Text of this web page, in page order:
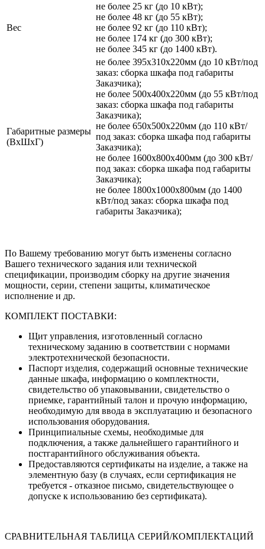
Вес
не более 25 кг (до 10 кВт);
не более 48 кг (до 55 кВт);
не более 92 кг (до 110 кВт);
не более 174 кг (до 300 кВт);
не более 345 кг (до 1400 кВт).
Габаритные размеры
(ВхШхГ)
не более 395х310х220мм (до 10 кВт/под
заказ: сборка шкафа под габариты
Заказчика);
не более 500х400х220мм (до 55 кВт/под
заказ: сборка шкафа под габариты
Заказчика);
не более 650х500х220мм (до 110 кВт/
под заказ: сборка шкафа под габариты
Заказчика);
не более 1600х800х400мм (до 300 кВт/
под заказ: сборка шкафа под габариты
Заказчика);
не более 1800х1000х800мм (до 1400
кВт/под заказ: сборка шкафа под
габариты Заказчика);
По Вашему требованию могут быть изменены согласно
Вашего технического задания или технической
спецификации, производим сборку на другие значения
мощности, серии, степени защиты, климатическое
исполнение и др.
КОМПЛЕКТ ПОСТАВКИ:
Щит управления, изготовленный согласно
техническому заданию в соответствии с нормами
электротехнической безопасности.
Паспорт изделия, содержащий основные технические
данные шкафа, информацию о комплектности,
свидетельство об упаковывании, свидетельство о
приемке, гарантийный талон и прочую информацию,
необходимую для ввода в эксплуатацию и безопасного
использования оборудования.
Принципиальные схемы, необходимые для
подключения, а также дальнейшего гарантийного и
постгарантийного обслуживания объекта.
Предоставляются сертификаты на изделие, а также на
элементную базу (в случаях, если сертификация не
требуется - отказное письмо, свидетельствующее о
допуске к использованию без сертификата).
СРАВНИТЕЛЬНАЯ ТАБЛИЦА СЕРИЙ/КОМПЛЕКТАЦИЙ